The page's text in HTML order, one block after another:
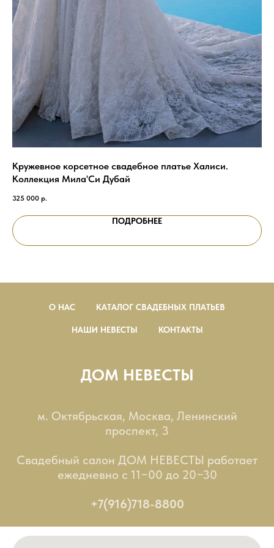
Кружевное корсетное свадебное платье Халиси.
Коллекция Мила'Си Дубай
325 000 р.
ПОДРОБНЕЕ
О НАС КАТАЛОГ СВАДЕБНЫХ ПЛАТЬЕВ
НАШИ НЕВЕСТЫ КОНТАКТЫ
ДОМ НЕВЕСТЫ
м. Октябрьская, Москва, Ленинский
проспект, 3
Свадебный салон ДОМ НЕВЕСТЫ работает
ежедневно с 11−00 до 20−30
+7(916)718-8800